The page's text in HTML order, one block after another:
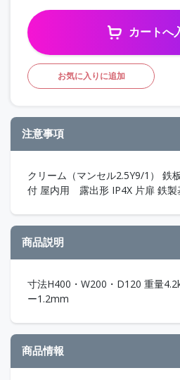
カートへ
お気に入りに追加
注意事項
クリーム（マンセル2.5Y9/1） 鉄
付 屋内用 露出形 IP4X 片扉 鉄
商品説明
寸法H400・W200・D120 重量
ー1.2mm
商品情報